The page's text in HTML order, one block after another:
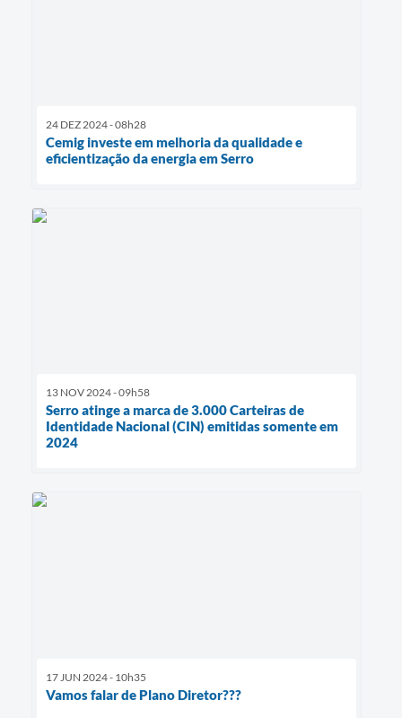
24 DEZ 2024 - 08h28
Cemig investe em melhoria da qualidade e
eficientização da energia em Serro
13 NOV 2024 - 09h58
Serro atinge a marca de 3.000 Carteiras de
Identidade Nacional (CIN) emitidas somente em
2024
17 JUN 2024 - 10h35
Vamos falar de Plano Diretor???